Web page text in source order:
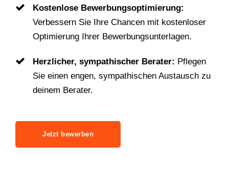
Kostenlose Bewerbungsoptimierung:
Verbessern Sie Ihre Chancen mit kostenloser
Optimierung Ihrer Bewerbungsunterlagen.
Herzlicher, sympathischer Berater: Pflegen
Sie einen engen, sympathischen Austausch zu
deinem Berater.
Jetzt bewerben